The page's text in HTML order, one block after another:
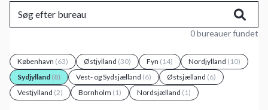
0 bureauer fundet
København (63) Østjylland (30) Fyn (14) Nordjylland (10)
Sydjylland (8) Vest- og Sydsjælland (6) Østsjælland (6)
Vestjylland (2) Bornholm (1) Nordsjælland (1)